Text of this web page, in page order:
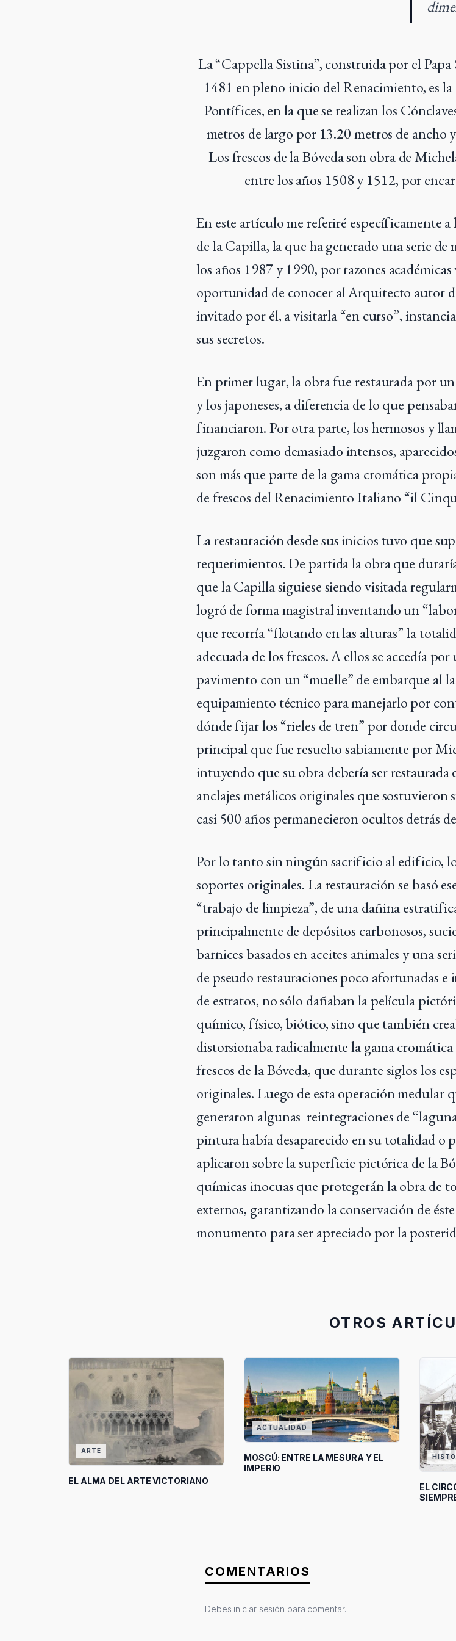
La “Cappella Sistina”, construida por el
1481 en pleno inicio del Renacimiento, es
Pontífices, en la que se realizan los
metros de largo por 13.20 metros de ancho
Los frescos de la Bóveda son obra de
entre los años 1508 y 1512, por
En este artículo me referiré específicamente a
de la Capilla, la que ha generado una serie
los años 1987 y 1990, por razones
oportunidad de conocer al Arquitecto autor
invitado por él, a visitarla “en curso”,
sus secretos.
En primer lugar, la obra fue restaurada por
y los japoneses, a diferencia de lo que
financiaron. Por otra parte, los hermosos y
juzgaron como demasiado intensos,
son más que parte de la gama cromática
de frescos del Renacimiento Italiano “il
La restauración desde sus inicios tuvo que
requerimientos. De partida la obra que
que la Capilla siguiese siendo visitada
logró de forma magistral inventando un
que recorría “flotando en las alturas” la
adecuada de los frescos. A ellos se accedía
pavimento con un “muelle” de embarque al
equipamiento técnico para manejarlo por
dónde fijar los “rieles de tren” por donde
principal que fue resuelto sabiamente por
intuyendo que su obra debería ser
anclajes metálicos originales que sostuvieron
casi 500 años permanecieron ocultos detrás
Por lo tanto sin ningún sacrificio al edificio,
soportes originales. La restauración se basó
“trabajo de limpieza”, de una dañina
principalmente de depósitos carbonosos,
barnices basados en aceites animales y una
de pseudo restauraciones poco afortunadas e
de estratos, no sólo dañaban la película
químico, físico, biótico, sino que también
distorsionaba radicalmente la gama
frescos de la Bóveda, que durante siglos los
originales. Luego de esta operación medular
generaron algunas reintegraciones de
pintura había desaparecido en su totalidad o
aplicaron sobre la superficie pictórica de la
químicas inocuas que protegerán la obra de
externos, garantizando la conservación de
monumento para ser apreciado por la
OTROS
ARTE
EL ALMA DEL ARTE VICTORIANO
ACTUALIDAD
MOSCÚ: ENTRE LA MESURA Y EL
IMPERIO
EL
COMENTARIOS
Debes iniciar sesión para comentar.